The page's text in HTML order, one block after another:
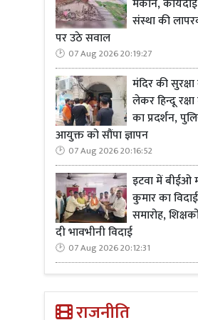
मकान, कार्यदाई
संस्था की
पर उठे सवाल
07 Aug 2026 20:19:27
मंदिर की
लेकर हिन्दू
का प्रदर्शन,
आयुक्त को सौंपा ज्ञापन
07 Aug 2026 20:16:52
इटवा में बीईओ
कुमार का विदाई
समारोह,
दी भावभीनी विदाई
07 Aug 2026 20:12:31
राजनीति